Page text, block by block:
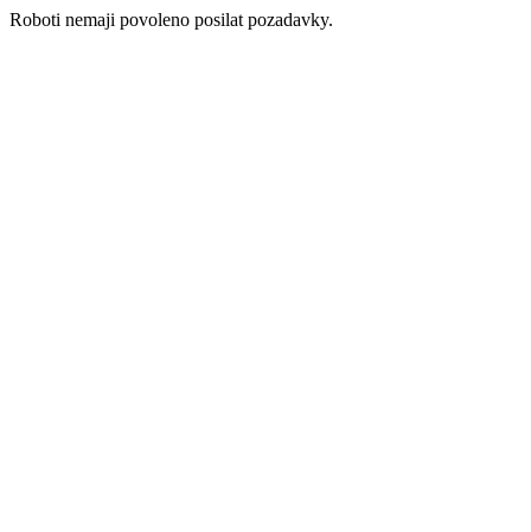
Roboti nemaji povoleno posilat pozadavky.